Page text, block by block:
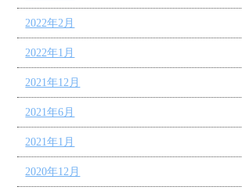
2022年2月
2022年1月
2021年12月
2021年6月
2021年1月
2020年12月